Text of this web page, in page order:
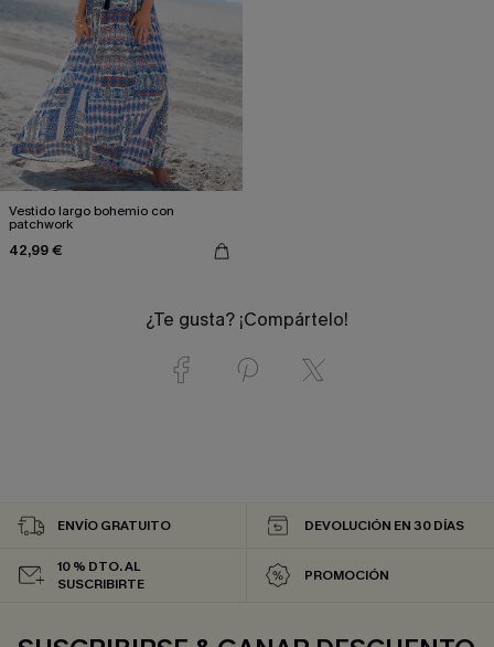
Vestido largo bohemio con
patchwork
42,99 €
¿Te gusta? ¡Compártelo!
ENVÍO GRATUITO DEVOLUCIÓN EN 30 DÍAS
10 % DTO. AL
SUSCRIBIRTE
PROMOCIÓN